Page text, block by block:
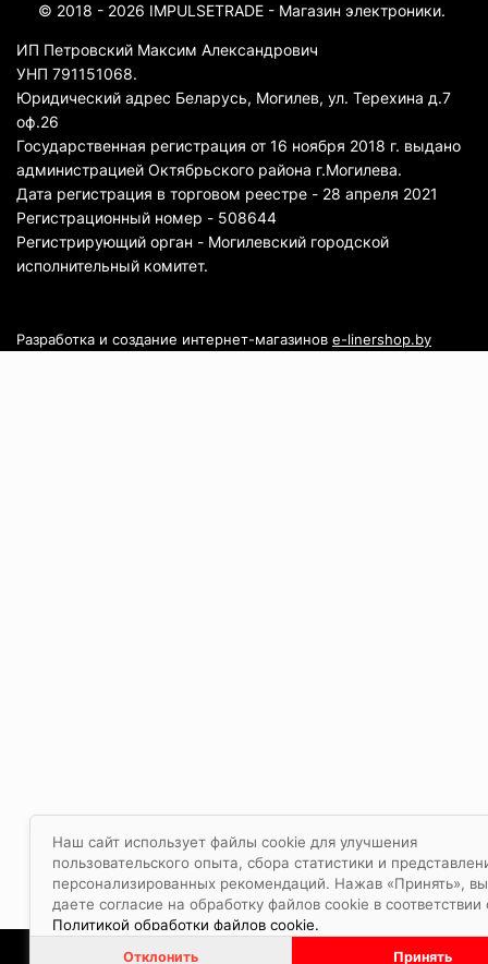
Наш сайт использует файлы cookie для улучшения
пользовательского опыта, сбора статистики и
персонализированных рекомендаций. Нажав «Принять», вы
даете согласие на обработку файлов cookie в соответствии
Политикой обработки файлов cookie.
Отклонить Принять
© 2018 - 2026 IMPULSETRADE - Магазин электроники.
ИП Петровский Максим Александрович
УНП 791151068.
Юридический адрес Беларусь, Могилев, ул. Терехина д.7
оф.26
Государственная регистрация от 16 ноября 2018 г. выдано
администрацией Октябрьского района г.Могилева.
Дата регистрация в торговом реестре - 28 апреля 2021
Регистрационный номер - 508644
Регистрирующий орган - Могилевский городской
исполнительный комитет.
Разработка и создание интернет-магазинов e-linershop.by